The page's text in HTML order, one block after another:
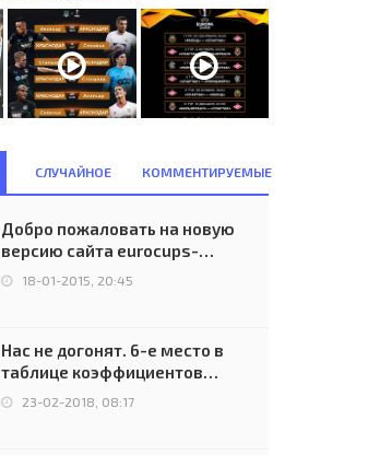
СЛУЧАЙНОЕ КОММЕНТИРУЕМЫЕ
Добро пожаловать на новую
версию сайта eurocups-
uefa.ru
18-01-2015, 20:45
Нас не догонят. 6-е место в
таблице коэффициентов
УЕФА остаётся за Россией
23-02-2018, 08:17